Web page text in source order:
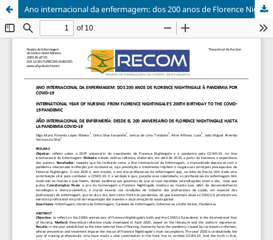
Ano internacional da enfermagem: dos 200 anos de Florence Nightingale à pandemia por COVID-19